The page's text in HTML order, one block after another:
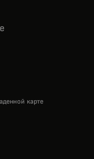
карте